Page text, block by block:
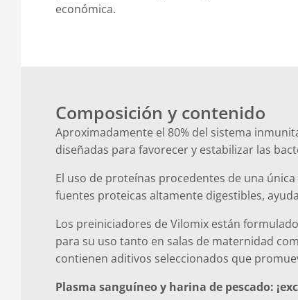
económica.
Composición y contenido
Aproximadamente el 80% del sistema
diseñadas para favorecer y estabilizar las
El uso de proteínas procedentes de una
fuentes proteicas altamente digestibles,
Los preiniciadores de Vilomix están
para su uso tanto en salas de maternidad
contienen aditivos seleccionados que
Plasma sanguíneo y harina de pescado: